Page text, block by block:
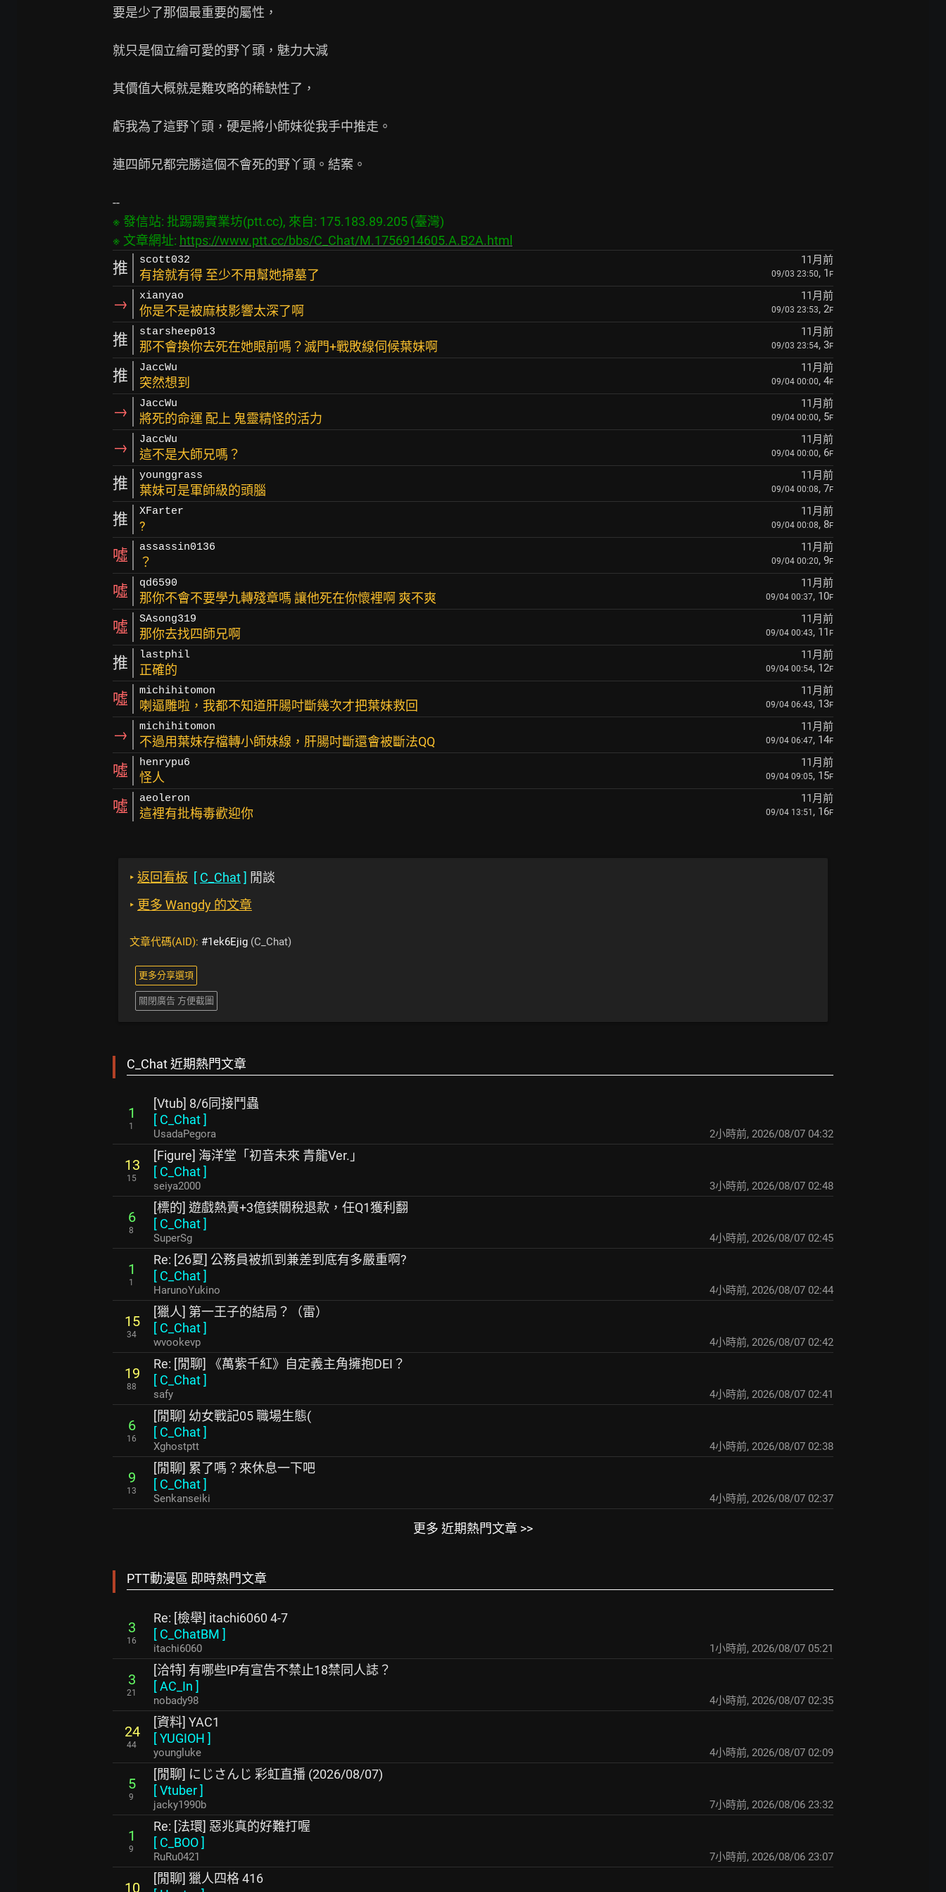
要是少了那個最重要的屬性，
就只是個立繪可愛的野丫頭，魅力大減
其價值大概就是難攻略的稀缺性了，
虧我為了這野丫頭，硬是將小師妹從我手中推走。
連四師兄都完勝這個不會死的野丫頭。結案。
※ 發信站: 批踢踢實業坊(ptt.cc), 來自: 175.183.89.205 (臺灣)
※ 文章網址: https://www.ptt.cc/bbs/C_Chat/M.1756914605.A.B2A.html
推 scott032 11月前
有捨就有得 至少不用幫她掃墓了 09/03 23:50, 1 F
→ xianyao 11月前
你是不是被麻枝影響太深了啊 09/03 23:53, 2F
推 starsheep013 11月前
那不會換你去死在她眼前嗎？滅門+戰敗線伺候葉妹啊 09/03 23:54, 3F
推 JaccWu 11月前
突然想到 09/04 00:00, 4F
→ JaccWu 11月前
將死的命運 配上 鬼靈精怪的活力 09/04 00:00, 5F
→ JaccWu 11月前
這不是大師兄嗎？ 09/04 00:00, 6F
推 younggrass 11月前
葉妹可是軍師級的頭腦 09/04 00:08, 7F
推 XFarter 11月前
? 09/04 00:08, 8F
噓 assassin0136 11月前
？ 09/04 00:20, 9F
噓 qd6590 11月前
那你不會不要學九轉殘章嗎 讓他死在你懷裡啊 爽不爽 09/04 00:37, 10F
噓 SAsong319 11月前
那你去找四師兄啊 09/04 00:43, 11 F
推 lastphil 11月前
正確的 09/04 00:54, 12F
噓 michihitomon 11月前
喇逼雕啦，我都不知道肝腸吋斷幾次才把葉妹救回 09/04 06:43, 13F
→ michihitomon 11月前
不過用葉妹存檔轉小師妹線，肝腸吋斷還會被斷法QQ 09/04 06:47, 14F
噓 henrypu6 11月前
怪人 09/04 09:05, 15F
噓 aeoleron 11月前
這裡有批梅毒歡迎你 09/04 13:51 , 16F
‣ 返回看板 [ C_Chat] 閒談
‣ 更多 Wangdy 的文章
文章代碼(AID): #1ek6Ejig (C_Chat)
更多分享選項
關閉廣告 方便截圖
C_Chat 近期熱門文章
1
1
[Vtub] 8/6同接鬥蟲
[ C_Chat]
UsadaPegora 2小時前, 2026/08/07 04:32
13
15
[Figure] 海洋堂「初音未來 青龍Ver.」
[ C_Chat]
seiya2000 3小時前, 2026/08/07 02:48
6
8
[標的] 遊戲熱賣+3億鎂關稅退款，任Q1獲利翻
[ C_Chat]
SuperSg 4小時前, 2026/08/07 02:45
1
1
Re: [26夏] 公務員被抓到兼差到底有多嚴重啊?
[ C_Chat]
HarunoYukino 4小時前, 2026/08/07 02:44
15
34
[獵人] 第一王子的結局？（雷）
[ C_Chat]
wvookevp 4小時前, 2026/08/07 02:42
19
88
Re: [閒聊] 《萬紫千紅》自定義主角擁抱DEI？
[ C_Chat]
safy 4小時前, 2026/08/07 02:41
6
16
[閒聊] 幼女戰記05 職場生態(
[ C_Chat]
Xghostptt 4小時前, 2026/08/07 02:38
9
13
[閒聊] 累了嗎？來休息一下吧
[ C_Chat]
Senkanseiki 4小時前, 2026/08/07 02:37
更多 近期熱門文章 >>
PTT動漫區 即時熱門文章
3
16
Re: [檢舉] itachi6060 4-7
[ C_ChatBM ]
itachi6060 1小時前, 2026/08/07 05:21
3
21
[洽特] 有哪些IP有宣告不禁止18禁同人誌？
[AC_In ]
nobady98 4小時前, 2026/08/07 02:35
24
44
[資料] YAC1
[YUGIOH ]
youngluke 4小時前, 2026/08/07 02:09
5
9
[閒聊] にじさんじ 彩虹直播 (2026/08/07)
[Vtuber]
jacky1990b 7小時前, 2026/08/06 23:32
1
9
Re: [法環] 惡兆真的好難打喔
[ C_BOO]
RuRu0421 7小時前, 2026/08/06 23:07
10
[閒聊] 獵人四格 416